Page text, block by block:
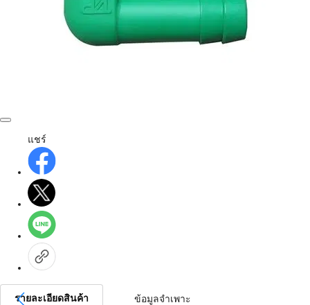
แชร์
รายละเอียดสินค้า ข้อมูลจำเพาะ